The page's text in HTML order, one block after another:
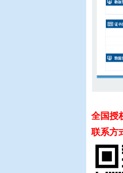
全国
联系方